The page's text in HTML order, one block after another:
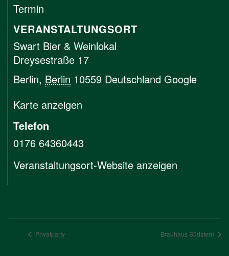
Termin
VERANSTALTUNGSORT
Swart Bier & Weinlokal
Dreysestraße 17
Berlin, Berlin 10559 Deutschland Google
Karte anzeigen
Telefon
0176 64360443
Veranstaltungsort-Website anzeigen
Privatparty Brauhaus Südstern